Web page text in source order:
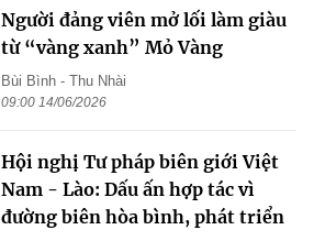
Người đảng viên mở lối làm giàu
từ “vàng xanh” Mỏ Vàng
Bùi Bình - Thu Nhài
09:00 14/06/2026
Hội nghị Tư pháp biên giới Việt
Nam - Lào: Dấu ấn hợp tác vì
đường biên hòa bình, phát triển